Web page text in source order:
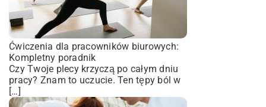
Ćwiczenia dla pracowników biurowych:
Kompletny poradnik
Czy Twoje plecy krzyczą po całym dniu
pracy? Znam to uczucie. Ten tępy ból w
[…]